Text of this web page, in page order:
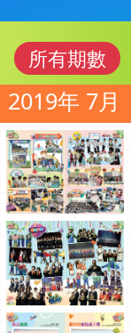
所有期數
2019年 7月